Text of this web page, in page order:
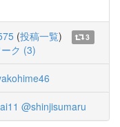
(投稿一覧)
3
ク (3)
@shinjisumaru